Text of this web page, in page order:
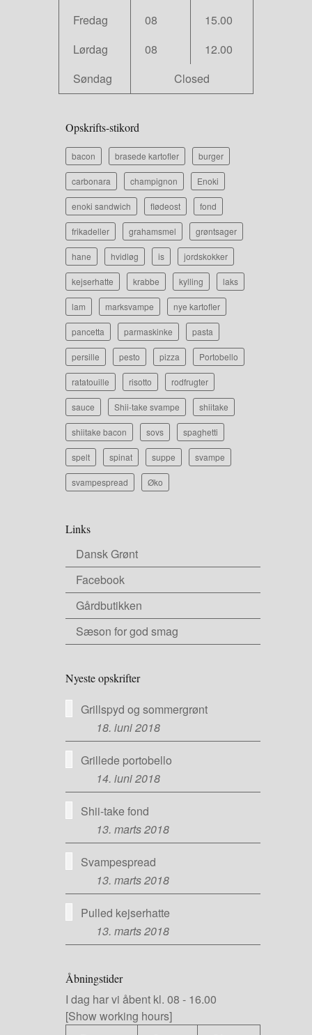
Fredag 08
15.00
Lørdag
08
12.00
Søndag
Closed
Opskrifts-stikord
bacon brasede kartofler burger
carbonara champignon Enoki
enoki sandwich flødeost fond
frikadeller grahamsmel grøntsager
hane hvidløg is jordskokker
kejserhatte krabbe kylling laks
lam marksvampe nye kartofler
pancetta parmaskinke pasta
persille pesto pizza Portobello
ratatouille risotto rodfrugter
sauce Shii-take svampe shiitake
shiitake bacon sovs spaghetti
spelt spinat suppe svampe
svampespread Øko
Links
Dansk Grønt
Facebook
Gårdbutikken
Sæson for god smag
Nyeste opskrifter
Grillspyd og sommergrønt
18. juni 2018
Grillede portobello
14. juni 2018
Shii-take fond
13. marts 2018
Svampespread
13. marts 2018
Pulled kejserhatte
13. marts 2018
Åbningstider
I dag har vi åbent kl. 08 - 16.00
[Show working hours]